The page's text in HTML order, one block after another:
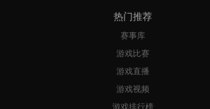
热门推荐
赛事库
游戏比赛
游戏直播
游戏视频
游戏排行榜